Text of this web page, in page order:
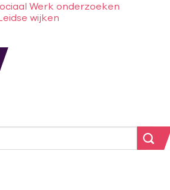
Werk onderzoeken
wijken